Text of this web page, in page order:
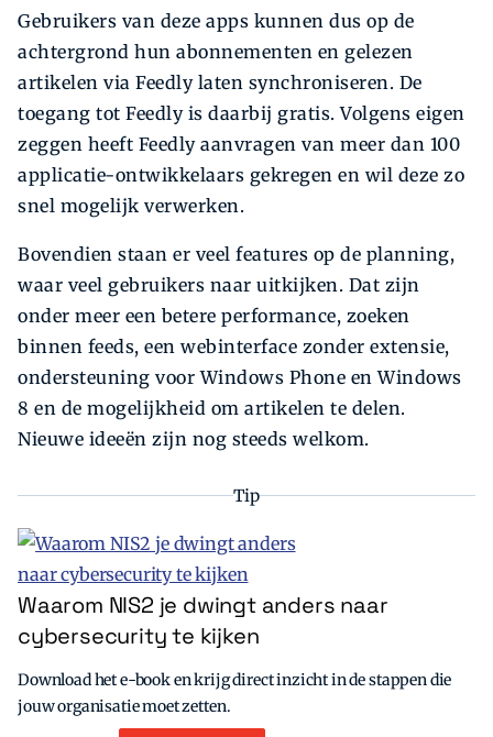
Gebruikers van deze apps kunnen dus op de
achtergrond hun abonnementen en gelezen
artikelen via Feedly laten synchroniseren. De
toegang tot Feedly is daarbij gratis. Volgens eigen
zeggen heeft Feedly aanvragen van meer dan 100
applicatie-ontwikkelaars gekregen en wil deze zo
snel mogelijk verwerken.
Bovendien staan er veel features op de planning,
waar veel gebruikers naar uitkijken. Dat zijn
onder meer een betere performance, zoeken
binnen feeds, een webinterface zonder extensie,
ondersteuning voor Windows Phone en Windows
8 en de mogelijkheid om artikelen te delen.
Nieuwe ideeën zijn nog steeds welkom.
Tip
Waarom NIS2 je dwingt anders naar
cybersecurity te kijken
Download het e-book en krijg direct inzicht in de stappen die
jouw organisatie moet zetten.